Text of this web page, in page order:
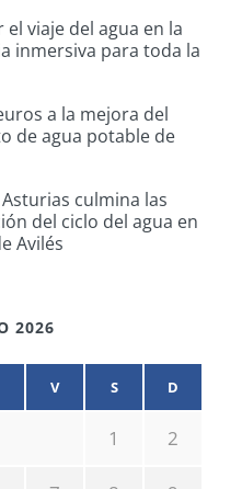
el viaje del agua en la
inmersiva para toda la
a la mejora del
de agua potable de
culmina las
del ciclo del agua en
Avilés
2026
V S D
1 2